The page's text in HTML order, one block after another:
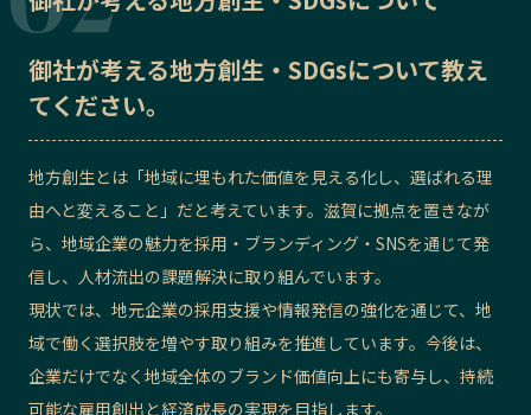
御社が考える地方創生・SDGsについて教え
てください。
地方創生とは「地域に埋もれた価値を見える化し、選ばれる理
由へと変えること」だと考えています。滋賀に拠点を置きなが
ら、地域企業の魅力を採用・ブランディング・SNSを通じて発
信し、人材流出の課題解決に取り組んでいます。
現状では、地元企業の採用支援や情報発信の強化を通じて、地
域で働く選択肢を増やす取り組みを推進しています。今後は、
企業だけでなく地域全体のブランド価値向上にも寄与し、持続
可能な雇用創出と経済成長の実現を目指します。